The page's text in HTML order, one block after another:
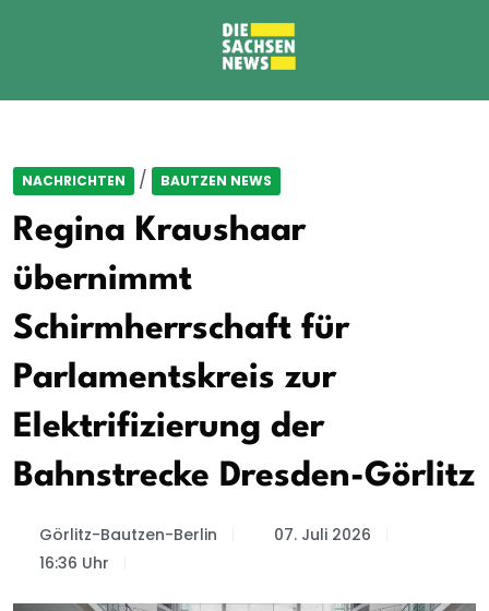
NACHRICHTEN / BAUTZEN NEWS
Regina Kraushaar
übernimmt
Schirmherrschaft für
Parlamentskreis zur
Elektrifizierung der
Bahnstrecke Dresden-Görlitz
Görlitz-Bautzen-Berlin
07. Juli 2026
16:36 Uhr